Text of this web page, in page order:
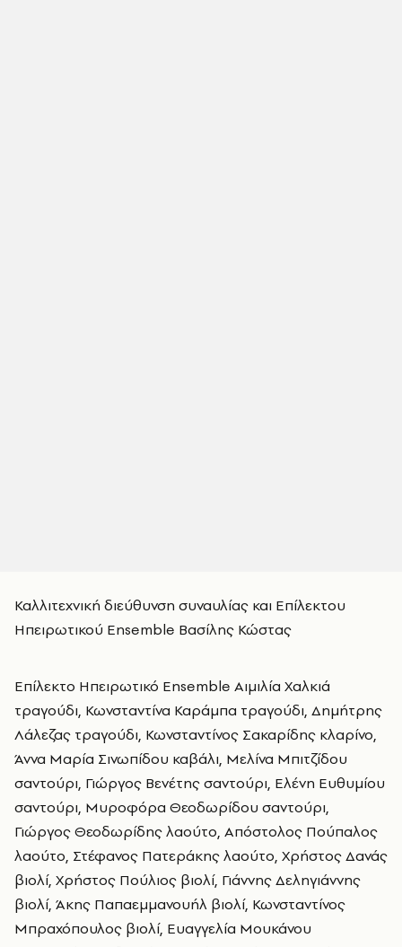
Καλλιτεχνική διεύθυνση συναυλίας και Επίλεκτου
Ηπειρωτικού Ensemble Βασίλης Κώστας
Επίλεκτο Ηπειρωτικό Ensemble Αιμιλία Χαλκιά
τραγούδι, Κωνσταντίνα Καράμπα τραγούδι, Δημήτρης
Λάλεζας τραγούδι, Κωνσταντίνος Σακαρίδης κλαρίνο,
Άννα Μαρία Σινωπίδου καβάλι, Μελίνα Μπιτζίδου
σαντούρι, Γιώργος Βενέτης σαντούρι, Ελένη Ευθυμίου
σαντούρι, Μυροφόρα Θεοδωρίδου σαντούρι,
Γιώργος Θεοδωρίδης λαούτο, Απόστολος Πούπαλος
λαούτο, Στέφανος Πατεράκης λαούτο, Χρήστος Δανάς
βιολί, Χρήστος Πούλιος βιολί, Γιάννης Δεληγιάννης
βιολί, Άκης Παπαεμμανουήλ βιολί, Κωνσταντίνος
Μπραχόπουλος βιολί, Ευαγγελία Μουκάνου